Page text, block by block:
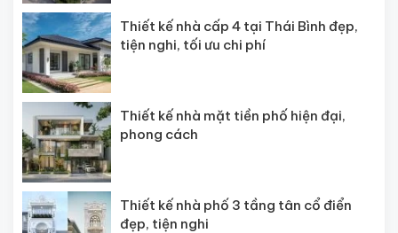
Thiết kế nhà cấp 4 tại Thái Bình đẹp,
tiện nghi, tối ưu chi phí
Thiết kế nhà mặt tiền phố hiện đại,
phong cách
Thiết kế nhà phố 3 tầng tân cổ điển
đẹp, tiện nghi